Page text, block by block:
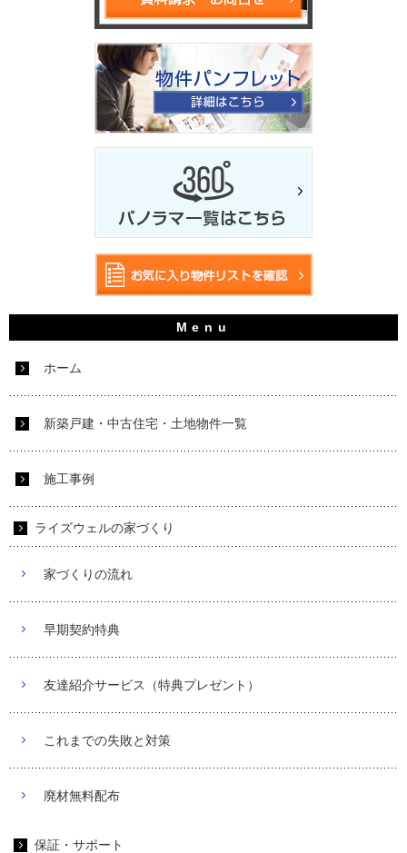
ホーム
新築戸建・中古住宅・土地物件一覧
施工事例
ライズウェルの家づくり
家づくりの流れ
早期契約特典
友達紹介サービス（特典プレゼント）
これまでの失敗と対策
廃材無料配布
保証・サポート